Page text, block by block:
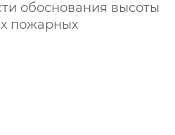
обоснования высоты
пожарных